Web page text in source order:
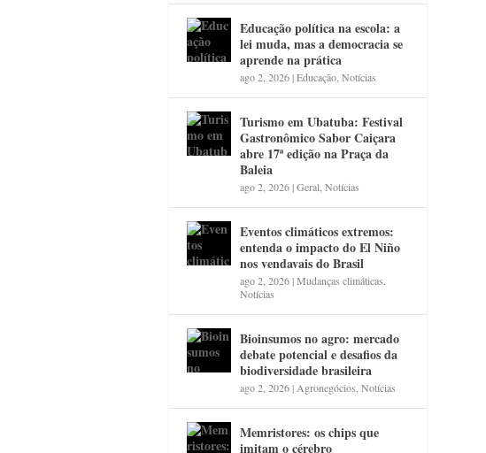
Educação política na escola: a
lei muda, mas a democracia se
aprende na prática
ago 2, 2026|Educação ,Notícias
Turismo em Ubatuba: Festival
Gastronômico Sabor Caiçara
abre 17ª edição na Praça da
Baleia
ago 2, 2026|Geral ,Notícias
Eventos climáticos extremos:
entenda o impacto do El Niño
nos vendavais do Brasil
ago 2, 2026|Mudanças climáticas
Notícias
Bioinsumos no agro: mercado
debate potencial e desafios da
biodiversidade brasileira
ago 2, 2026| Agronegócios ,Notícias
Memristores: os chips que
imitam o cérebro